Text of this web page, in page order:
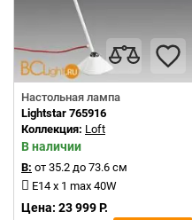
Настольная лампа
Lightstar 765916
Коллекция: Loft
В наличии
В: от 35.2 до 73.6 см
E14 x 1 max 40W
Цена: 23 999 Р.